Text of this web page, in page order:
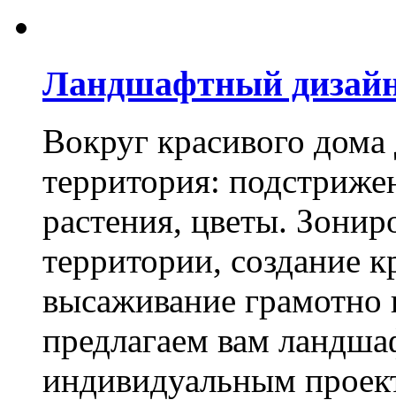
Ландшафтный
Вокруг красивого
территория:
растения, цветы.
территории, создание
высаживание
предлагаем вам
индивидуальным